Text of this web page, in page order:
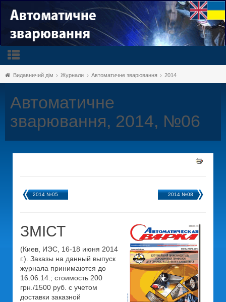
Видавничий дім Журнали Автоматичне зварювання 2014
Автоматичне
зварювання, 2014, №06
2014 №05 2014 №08
ЗМІСТ
(Киев, ИЭС, 16-18 июня 2014
г.). Заказы на данный выпуск
журнала принимаются до
16.06.14.; стоимость 200
грн./1500 руб. с учетом
доставки заказной